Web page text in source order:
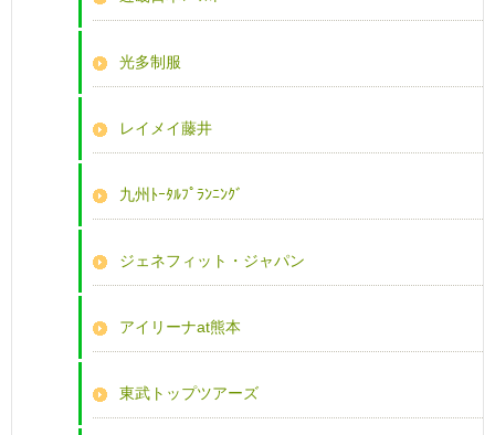
光多制服
レイメイ藤井
九州ﾄｰﾀﾙﾌﾟﾗﾝﾆﾝｸﾞ
ジェネフィット・ジャパン
アイリーナat熊本
東武トップツアーズ